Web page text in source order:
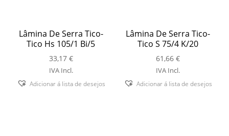
Lâmina De Serra Tico-
Tico Hs 105/1 Bi/5
33,17 €
IVA Incl.
Adicionar á lista de desejos
Lâmina De Serra Tico-
Tico S 75/4 K/20
61,66€
IVA Incl.
Adicionar á lista de desejos